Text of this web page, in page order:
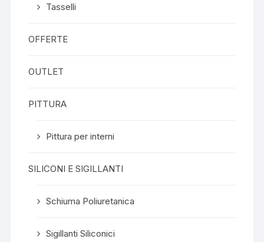
Tasselli
OFFERTE
OUTLET
PITTURA
Pittura per interni
SILICONI E SIGILLANTI
Schiuma Poliuretanica
Sigillanti Siliconici